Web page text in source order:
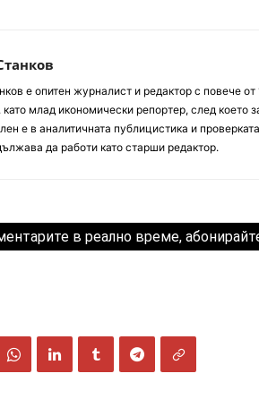
е опитен журналист и редактор с повече
като млад икономически репортер, след
е в аналитичната публицистика и
да работи като старши редактор.
в реално време,